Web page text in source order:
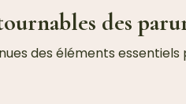
des
des éléments